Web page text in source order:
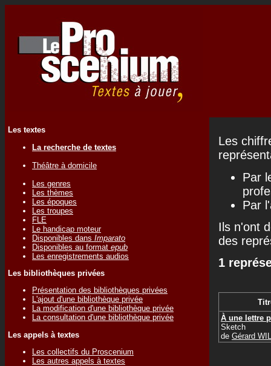
Les textes
La recherche de textes
Théâtre à domicile
Les genres
Les thèmes
Les époques
Les troupes
FLE
Le handicap moteur
Disponibles dans Imparato
Disponibles au format epub
Les enregistrements audios
Les bibliothèques privées
Présentation des bibliothèques privées
L'ajout d'une bibliothèque privée
La modification d'une bibliothèque privée
La consultation d'une bibliothèque privée
Les appels à textes
Les collectifs du Proscenium
Les autres appels à textes
Les
Par
Par
Ils n'ont
des
1
À une lettre
Sketch
de Gérard